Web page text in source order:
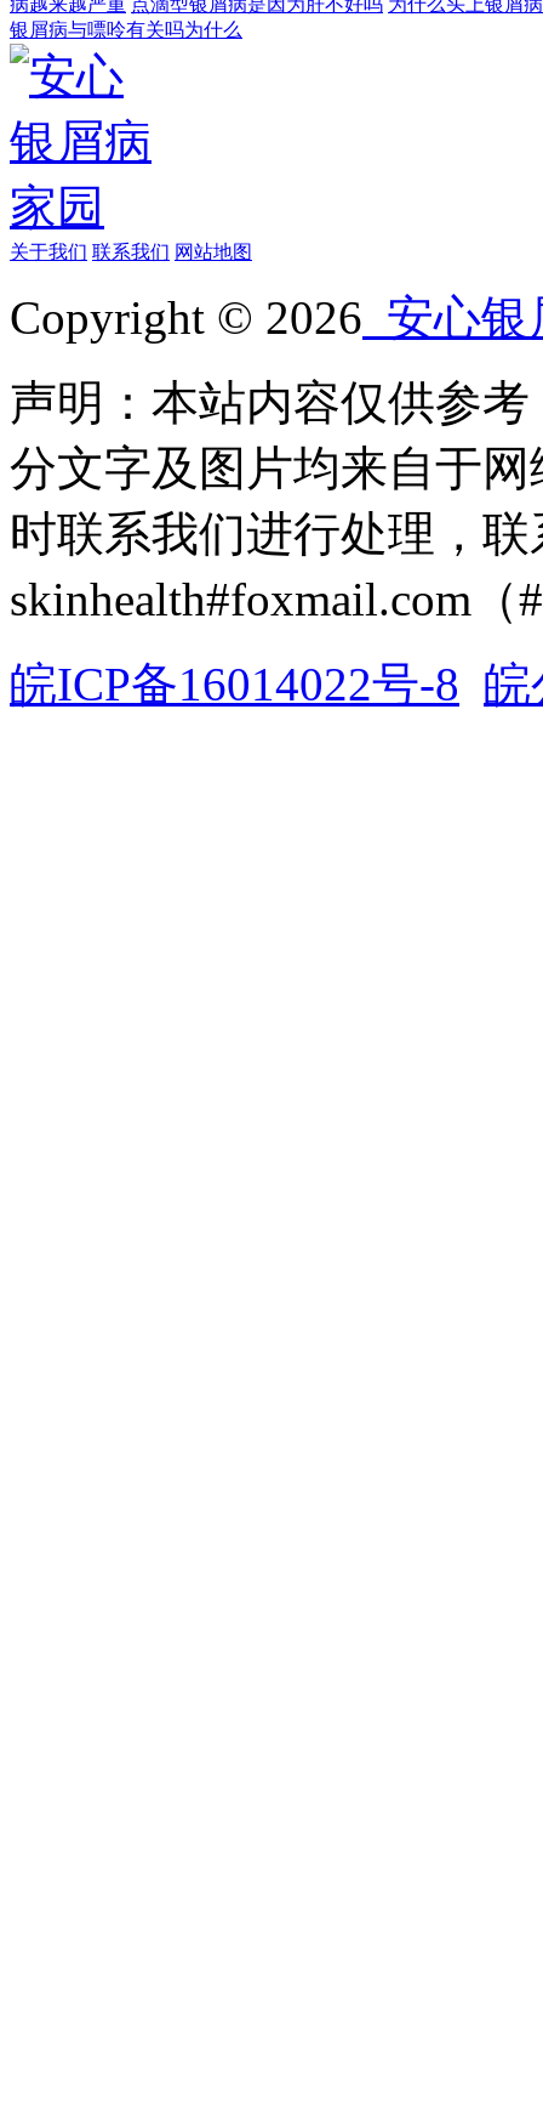
银屑病与嘌呤有关吗为什么
关于我们 联系我们 网站地图
Copyright © 2026 安心银
声明：本站内容仅供参
分文字及图片均来自于
时联系我们进行处理，
skinhealth#foxmail.com（
皖ICP备16014022号-8 皖